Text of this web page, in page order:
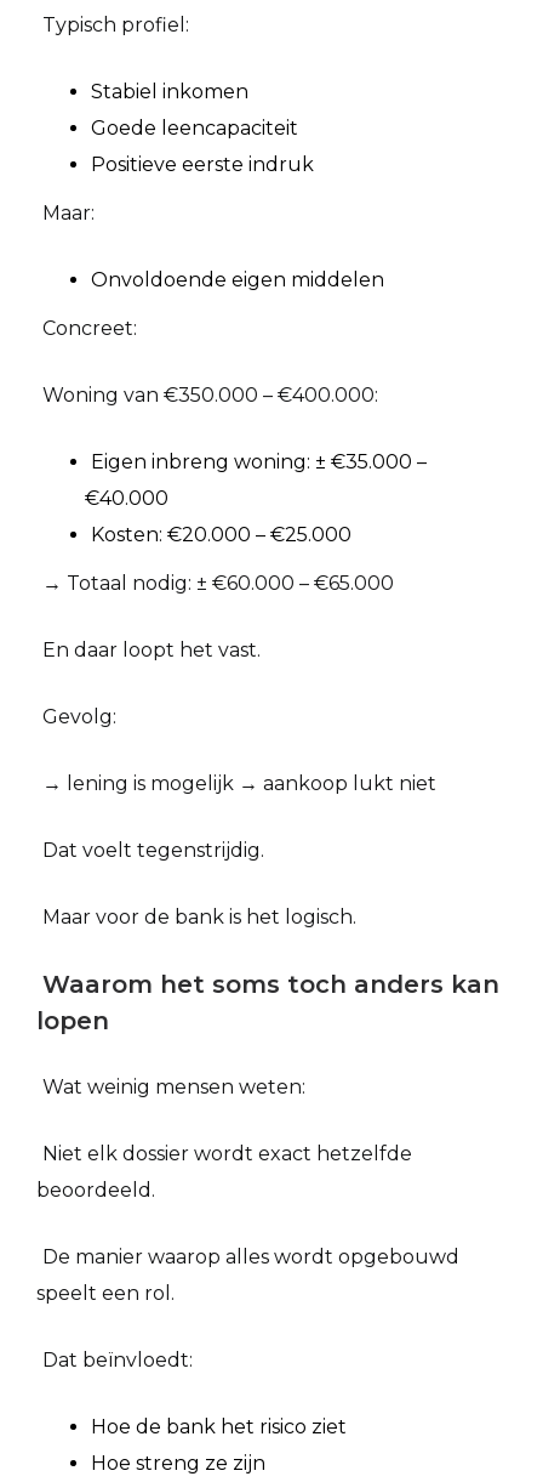
Typisch profiel:
Stabiel inkomen
Goede leencapaciteit
Positieve eerste indruk
Maar:
Onvoldoende eigen middelen
Concreet:
Woning van €350.000 – €400.000:
Eigen inbreng woning: ± €35.000 –
€40.000
Kosten: €20.000 – €25.000
→ Totaal nodig: ± €60.000 – €65.000
En daar loopt het vast.
Gevolg:
→ lening is mogelijk → aankoop lukt niet
Dat voelt tegenstrijdig.
Maar voor de bank is het logisch.
Waarom het soms toch anders kan
lopen
Wat weinig mensen weten:
Niet elk dossier wordt exact hetzelfde
beoordeeld.
De manier waarop alles wordt opgebouwd
speelt een rol.
Dat beïnvloedt:
Hoe de bank het risico ziet
Hoe streng ze zijn